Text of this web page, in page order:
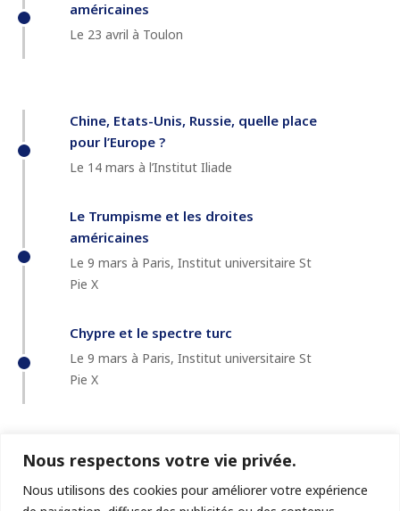
Nous respectons votre vie privée.
Nous utilisons des cookies pour améliorer votre expérience
américaines
Le 23 avril à Toulon
Chine, Etats-Unis, Russie, quelle place
pour l’Europe ?
Le 14 mars à l’Institut Iliade
Le Trumpisme et les droites
américaines
Le 9 mars à Paris, Institut universitaire St
Pie X
Chypre et le spectre turc
Le 9 mars à Paris, Institut universitaire St
Pie X